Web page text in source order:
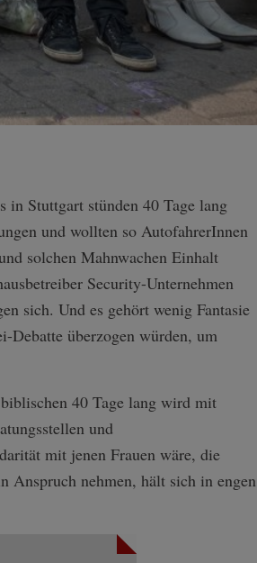
in Stuttgart stünden 40 Tage lang
und wollten so AutofahrerInnen
solchen Mahnwachen Einhalt
Security-Unternehmen
sich. Und es gehört wenig Fantasie
Debatte überzogen würden, um
40 Tage lang wird mit
und
mit jenen Frauen wäre, die
Anspruch nehmen, hält sich in engen